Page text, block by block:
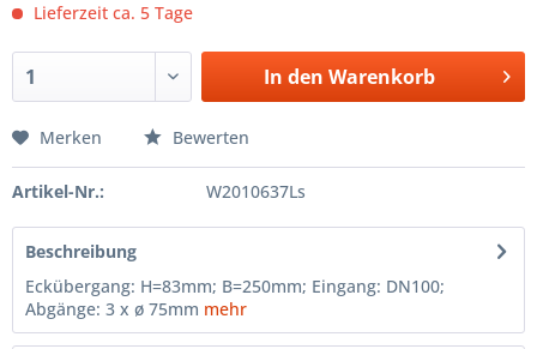
Lieferzeit ca. 5 Tage
In den Warenkorb
Merken Bewerten
Artikel-Nr.: W2010637Ls
Beschreibung
Eckübergang: H=83mm; B=250mm; Eingang: DN100;
Abgänge: 3 x ø 75mm mehr